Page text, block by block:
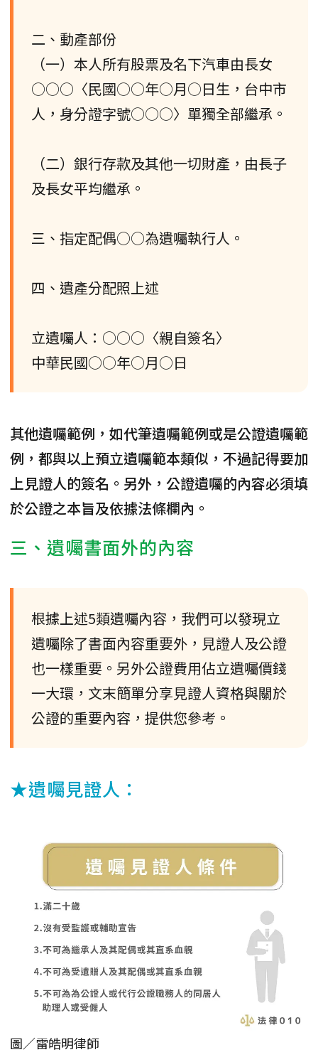
二、動產部份
（一）本人所有股票及名下汽車由長女
○○○〈民國○○年○月○日生，台中市
人，身分證字號○○○〉單獨全部繼承。
（二）銀行存款及其他一切財產，由長子
及長女平均繼承。
三、指定配偶○○為遺囑執行人。
四、遺產分配照上述
立遺囑人：○○○〈親自簽名〉
中華民國○○年○月○日
其他遺囑範例，如代筆遺囑範例或是公證遺囑範
例，都與以上預立遺囑範本類似，不過記得要加
上見證人的簽名。另外，公證遺囑的內容必須填
於公證之本旨及依據法條欄內。
三、遺囑書面外的內容
根據上述5類遺囑內容，我們可以發現立
遺囑除了書面內容重要外，見證人及公證
也一樣重要。另外公證費用佔立遺囑價錢
一大環，文末簡單分享見證人資格與關於
公證的重要內容，提供您參考。
★遺囑見證人：
圖／雷皓明律師